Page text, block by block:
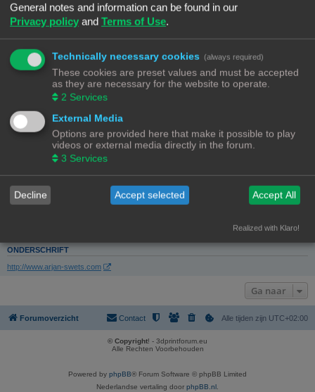
CONTACTEER SWETS
Website:
Bezoek website
GEBRUIKERSSTATISTIEKEN
Flag:
Lid geworden op:
12/11/23, 15:47
16/11/23, 22:21
Aantal berichten:
3 |
Zoek gebruikers berichten
(0.03% van alle berichten / 0.00 berichten per dag)
Meest actief in forum:
Software
Meest actief in onderwerp:
Klipper en 3 extruders!
(3 berichten / 100.00% van gebruikers berichten)
Total topics:
ONDERSCHRIFT
http://www.arjan-swets.com
Ga naar
Forumoverzicht Alle tijden zijn UTC+02:00
Contact
© Copyright! - 3dprintforum.eu
Alle Rechten Voorbehouden
Powered by phpBB® Forum Software © phpBB Limited
Nederlandse vertaling door phpBB.nl
General notes and information can be found in our
Privacy policy and Terms of Use.
Technically necessary cookies (always required)
These cookies are preset values and must be accepted
as they are necessary for the website to operate.
2 Services
External Media
Options are provided here that make it possible to play
videos or external media directly in the forum.
3 Services
Decline Accept selected Accept All
Realized with Klaro!